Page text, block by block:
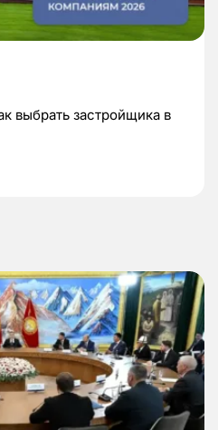
выбрать застройщика в